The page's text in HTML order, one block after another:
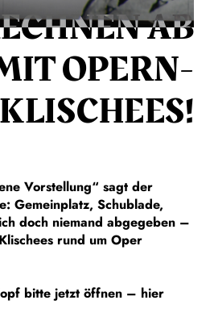
AB
OPERN-
KLISCHEES!
Vorstellung“ sagt der
Gemeinplatz, Schublade,
doch niemand abgegeben –
rund um Oper
bitte jetzt öffnen – hier